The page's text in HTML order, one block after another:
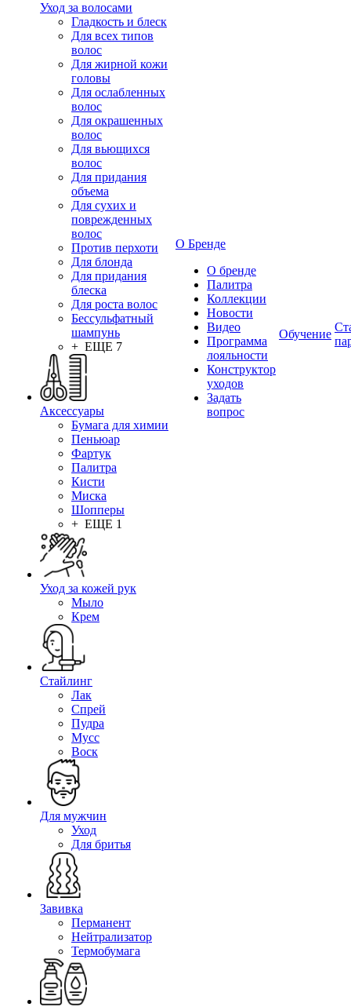
Уход за волосами
Гладкость и блеск
Для всех типов
волос
Для жирной кожи
головы
Для ослабленных
волос
Для окрашенных
волос
Для вьющихся
волос
Для придания
объема
Для сухих и
поврежденных
волос
Против перхоти
Для блонда
Для придания
блеска
Для роста волос
Бессульфатный
шампунь
+ ЕЩЕ 7
Аксессуары
Бумага для химии
Пеньюар
Фартук
Палитра
Кисти
Миска
Шопперы
+ ЕЩЕ 1
Уход за кожей рук
Мыло
Крем
Стайлинг
Лак
Спрей
Пудра
Мусс
Воск
Для мужчин
Уход
Для бритья
Завивка
Перманент
Нейтрализатор
Термобумага
О Бренде
О бренде
Палитра
Коллекции
Новости
Видео
Программа
лояльности
Конструктор
уходов
Задать
вопрос
Обучение